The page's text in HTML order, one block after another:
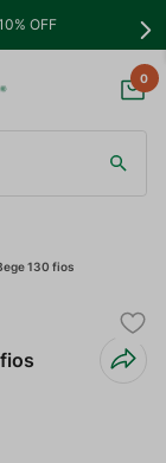
OFF
0
130 fios